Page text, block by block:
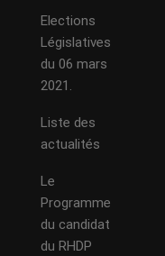
Elections
Législatives
du 06 mars
2021.
Liste des
actualités
Le
Programme
du candidat
du RHDP